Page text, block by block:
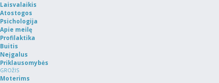
Laisvalaikis
Atostogos
Psichologija
Apie meilę
Profilaktika
Buitis
Neįgalus
Priklausomybės
GROŽIS
Moterims